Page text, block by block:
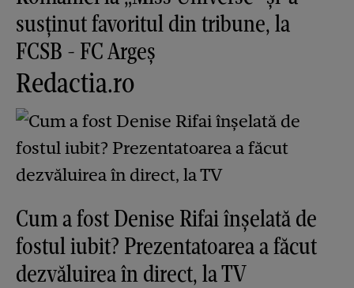
susținut favoritul din tribune, la
FCSB - FC Argeș
Redactia.ro
Cum a fost Denise Rifai înșelată de
fostul iubit? Prezentatoarea a făcut
dezvăluirea în direct, la TV